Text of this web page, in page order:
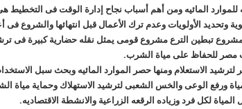
للموارد المائيه ومن أهم أسباب نجاح إدارة الوقت فى التخطيط
وتحديد الأولويات وعدم ترك الأعمال قبل انتهائها والشروع فى
مشروع تبطين الترع مشروع قومى يمثل نقله حضارية كبيرة فى
مصر للحفاظ على مياة الشرب.
الاستعلام ومنها حصر الموارد المائيه وبحث سبل
ورفع الوعى والخس الشعبى لترشيد الاستهلاك وحماية مياة
لكل فرد وزياده الرقعه الزراعية والانشطة الاقتصاديه.